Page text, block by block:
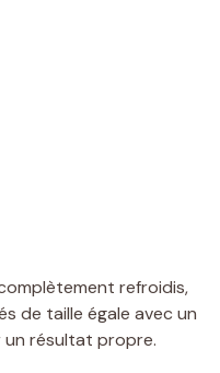
refroidis,
de taille égale avec un
résultat propre.